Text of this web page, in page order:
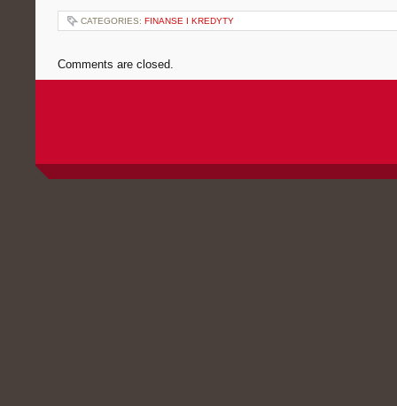
CATEGORIES: FINANSE I KREDYTY
Comments are closed.